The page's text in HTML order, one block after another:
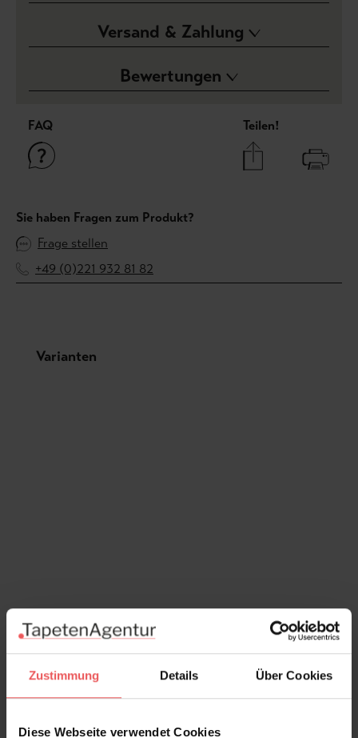
Zustimmung Details Über Cookies
Diese Webseite verwendet Cookies
Versand & Zahlung
Bewertungen
FAQ Teilen!
Sie haben Fragen zum Produkt?
Frage stellen
+49 (0)221 932 81 82
Produktgalerie überspringen
Varianten